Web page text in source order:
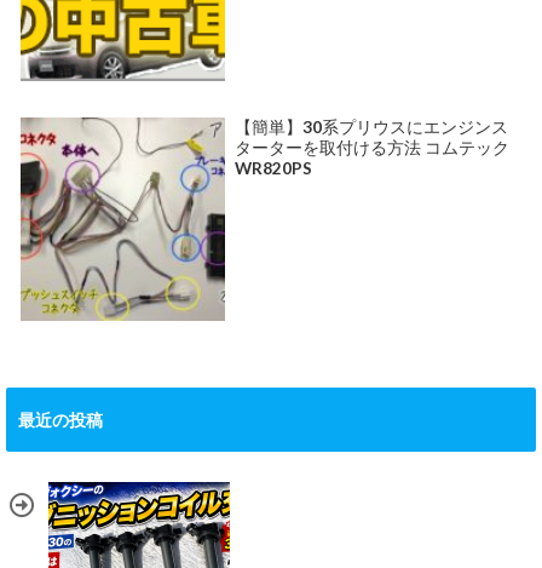
【簡単】30系プリウスにエンジンス
ターターを取付ける方法 コムテック
WR820PS
最近の投稿